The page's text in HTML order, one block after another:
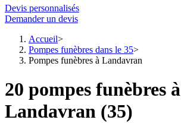
Devis personnalisés
Demander un devis
Accueil
Pompes funèbres dans le 35
Pompes funèbres à Landavran
20 pompes funèbres à
Landavran (35)